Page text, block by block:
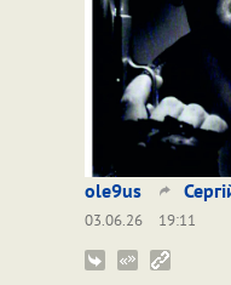
ole9us
03.06.26
19:11